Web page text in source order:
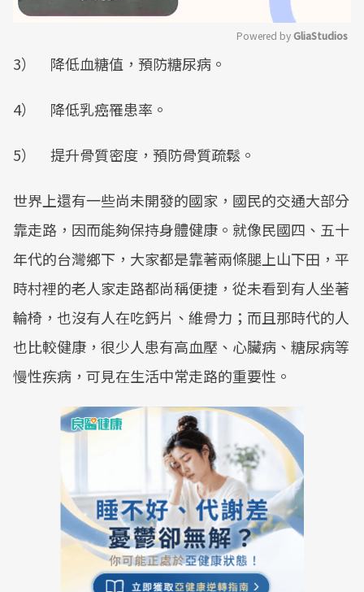
Powered by GliaStudios
3） 降低血糖值，預防糖尿病。
4） 降低乳癌罹患率。
5） 提升骨質密度，預防骨質疏鬆。
世界上還有一些尚未開發的國家，國民的交通大部分
靠走路，因而能夠保持身體健康。就像民國四、五十
年代的台灣鄉下，大家都是靠著兩條腿上山下田，平
時村裡的老人家走路都尚稱便捷，從未看到有人坐著
輪椅，也沒有人在吃鈣片、維骨力；而且那時代的人
也比較健康，很少人患有高血壓、心臟病、糖尿病等
慢性疾病，可見在生活中常走路的重要性。